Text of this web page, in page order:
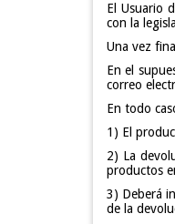
El Usuario
con la
Una vez
En el
correo
En todo
1) El
2) La
productos
3) Deberá
de la